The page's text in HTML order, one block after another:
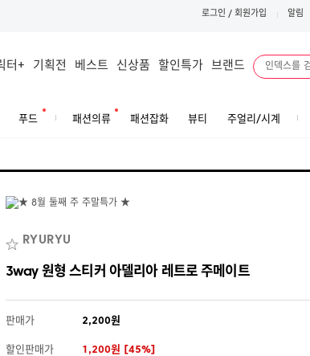
로그인 / 회원가입 알림
터+ 기획전 베스트 신상품 할인특가 브랜드
푸드 패션의류 패션잡화 뷰티 주얼리/시계
RYURYU
3way 원형 스티커 아델리아 레트로 주메이트
판매가 2,200원
할인판매가 1,200원 [45%]